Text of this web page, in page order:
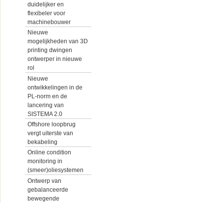
duidelijker en
flexibeler voor
machinebouwer
Nieuwe
mogelijkheden van 3D
printing dwingen
ontwerper in nieuwe
rol
Nieuwe
ontwikkelingen in de
PL-norm en de
lancering van
SISTEMA 2.0
Offshore loopbrug
vergt uiterste van
bekabeling
Online condition
monitoring in
(smeer)oliesystemen
Ontwerp van
gebalanceerde
bewegende